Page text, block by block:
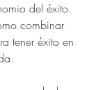
del éxito.
combinar
tener éxito en